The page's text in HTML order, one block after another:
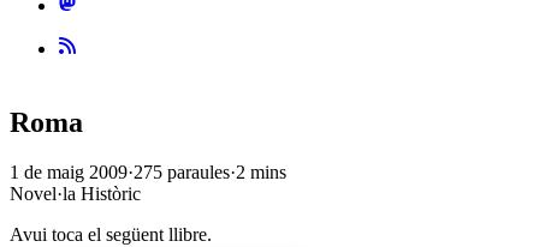
Roma
1 de maig 2009·275 paraules·2 mins
Novel·la Històric
Avui toca el següent llibre.